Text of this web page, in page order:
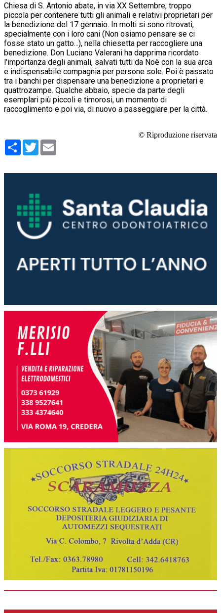
Chiesa di S. Antonio abate, in via XX Settembre, troppo
piccola per contenere tutti gli animali e relativi proprietari per
la benedizione del 17 gennaio. In molti si sono ritrovati,
specialmente con i loro cani (Non osiamo pensare se ci
fosse stato un gatto...), nella chiesetta per raccogliere una
benedizione. Don Luciano Valerani ha dapprima ricordato
l'importanza degli animali, salvati tutti da Noè con la sua arca
e indispensabile compagnia per persone sole. Poi è passato
tra i banchi per dispensare una benedizione a proprietari e
quattrozampe. Qualche abbaio, specie da parte degli
esemplari più piccoli e timorosi, un momento di
raccoglimento e poi via, di nuovo a passeggiare per la città.
© Riproduzione riservata
Condividi
Twitter